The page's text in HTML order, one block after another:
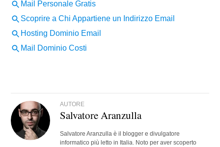
AUTORE
Salvatore Aranzulla
Salvatore Aranzulla è il blogger e divulgatore
informatico più letto in Italia. Noto per aver scoperto